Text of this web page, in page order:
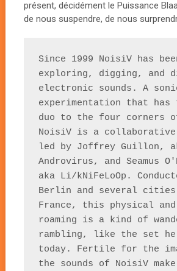
présent, décidément le Puissance
de nous suspendre, de nous
Since 1999 NoisiV has
exploring, digging, and
electronic sounds. A
experimentation that has
duo to the four corners
NoisiV is a
led by Joffrey Guillon,
Androvirus, and Seamus
aka Li/kNiFeLoOp.
Berlin and several
France, this physical
roaming is a kind of
rambling, like the set
today. Fertile for the
the sounds of NoisiV make